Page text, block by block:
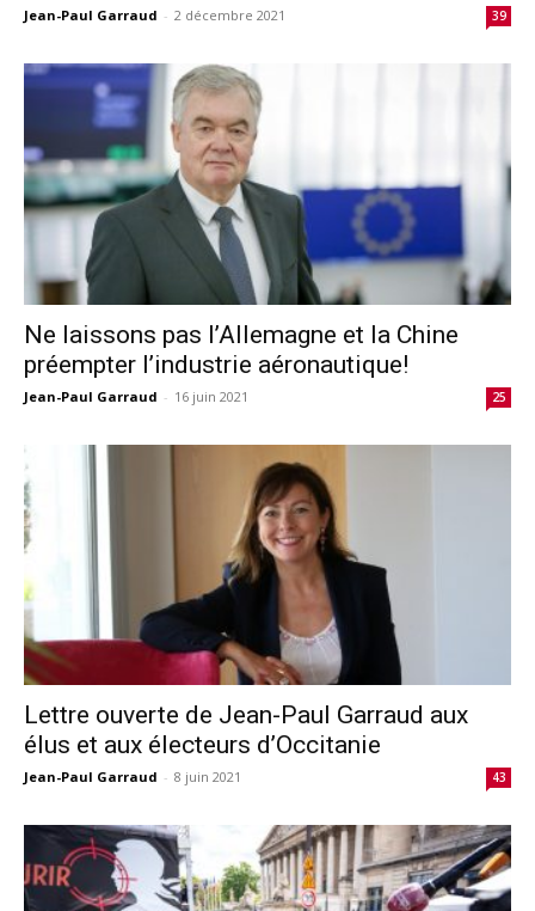
Jean-Paul Garraud - 2 décembre 2021 39
Ne laissons pas l’Allemagne et la Chine
préempter l’industrie aéronautique!
Jean-Paul Garraud - 16 juin 2021 25
Lettre ouverte de Jean-Paul Garraud aux
élus et aux électeurs d’Occitanie
Jean-Paul Garraud - 8 juin 2021 43